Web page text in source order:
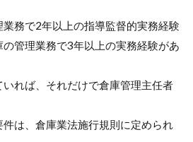
務で2年以上の指導監督的実務経験
管理業務で3年以上の実務経験があ
れば、それだけで倉庫管理主任者
は、倉庫業法施行規則に定められ